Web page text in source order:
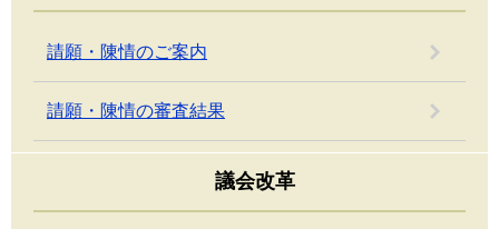
請願・陳情のご案内
請願・陳情の審査結果
議会改革